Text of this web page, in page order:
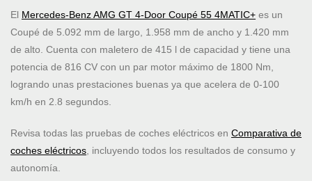
El Mercedes-Benz AMG GT 4-Door Coupé 55 4MATIC+ es un
Coupé de 5.092 mm de largo, 1.958 mm de ancho y 1.420 mm
de alto. Cuenta con maletero de 415 l de capacidad y tiene una
potencia de 816 CV con un par motor máximo de 1800 Nm,
logrando unas prestaciones buenas ya que acelera de 0-100
km/h en 2.8 segundos.
Revisa todas las pruebas de coches eléctricos en Comparativa de
coches eléctricos , incluyendo todos los resultados de consumo y
autonomía.